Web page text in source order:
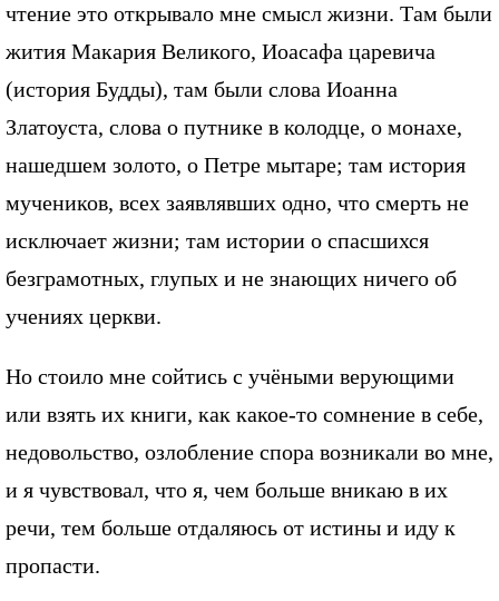
чтение это открывало мне смысл жизни. Там были
жития Макария Великого, Иоасафа царевича
(история Будды), там были слова Иоанна
Златоуста, слова о путнике в колодце, о монахе,
нашедшем золото, о Петре мытаре; там история
мучеников, всех заявлявших одно, что смерть не
исключает жизни; там истории о спасшихся
безграмотных, глупых и не знающих ничего об
учениях церкви.
Но стоило мне сойтись с учёными верующими
или взять их книги, как какое-то сомнение в себе,
недовольство, озлобление спора возникали во мне,
и я чувствовал, что я, чем больше вникаю в их
речи, тем больше отдаляюсь от истины и иду к
пропасти.